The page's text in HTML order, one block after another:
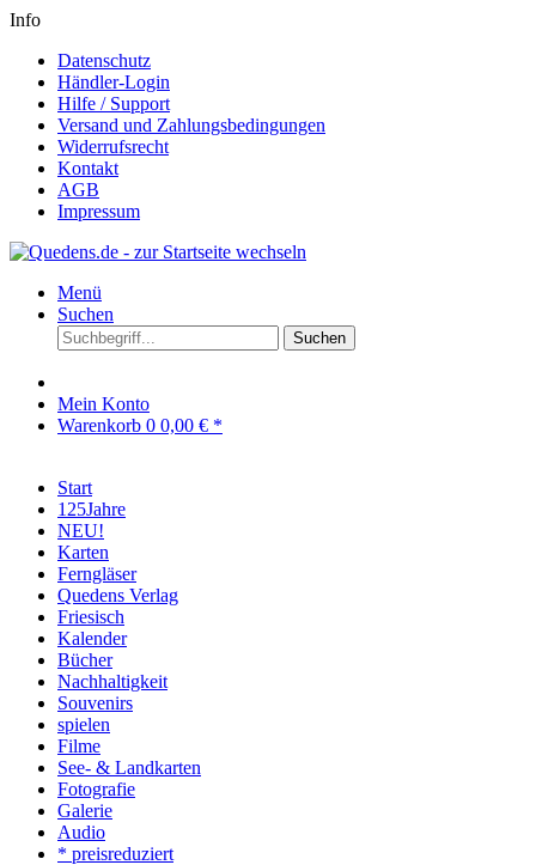
Info
Datenschutz
Händler-Login
Hilfe / Support
Versand und Zahlungsbedingungen
Widerrufsrecht
Kontakt
AGB
Impressum
Menü
Suchen
Suchen
Mein Konto
Warenkorb 0 0,00 € *
Start
125Jahre
NEU!
Karten
Ferngläser
Quedens Verlag
Friesisch
Kalender
Bücher
Nachhaltigkeit
Souvenirs
spielen
Filme
See- & Landkarten
Fotografie
Galerie
Audio
* preisreduziert